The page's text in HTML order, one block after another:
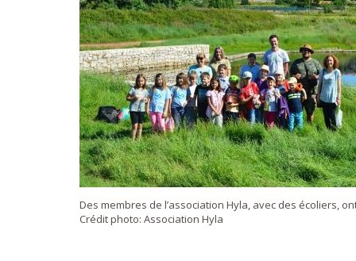
Des membres de l’association Hyla, avec des écoliers,
Crédit photo: Association Hyla